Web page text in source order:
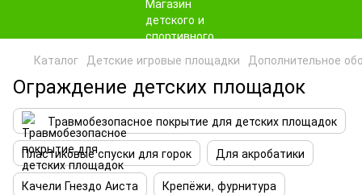
Каталог Детские игровые площадки Дополнительное
Ограждение детских площадок
Травмобезопасное покрытие для детских площадок
Пластиковые спуски для горок
Для акробатики
Качели Гнездо Аиста
Крепёжи, фурнитура